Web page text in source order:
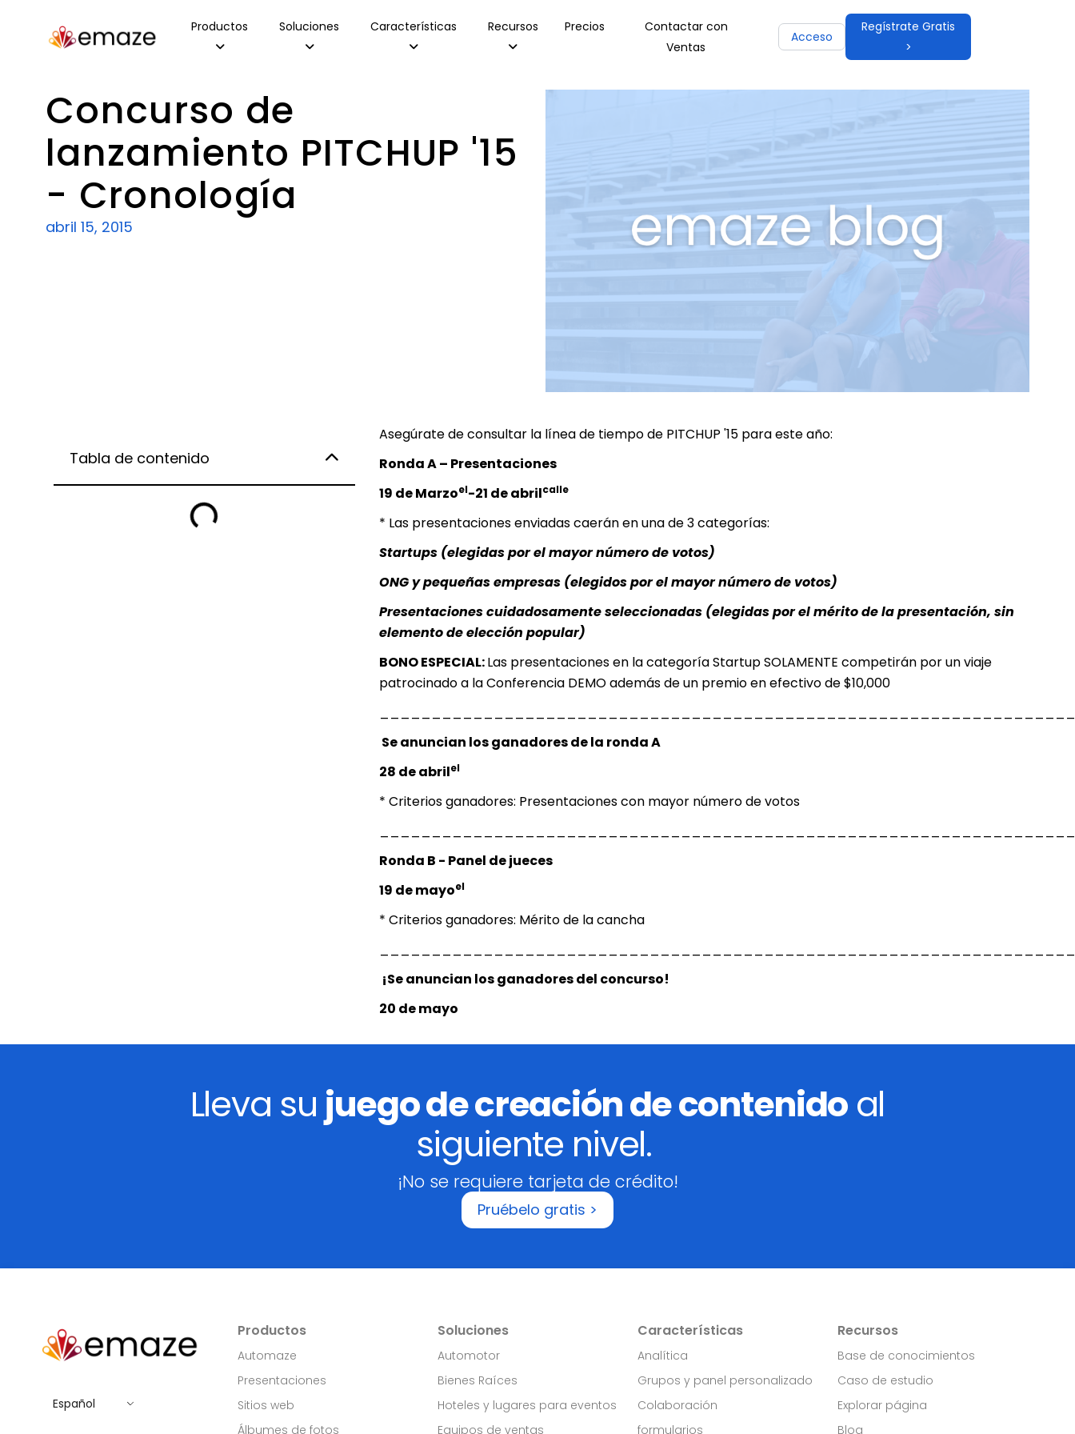
Productos Soluciones Características Recursos Precios
Contactar con
Ventas
Acceso
Regístrate Gratis
>
Concurso de
lanzamiento PITCHUP '15
- Cronología
abril 15, 2015
Tabla de contenido
Asegúrate de consultar la línea de tiempo de PITCHUP '15 para este año:
Ronda A – Presentaciones
19 de Marzoel-21 de abrilcalle
* Las presentaciones enviadas caerán en una de 3 categorías:
Startups (elegidas por el mayor número de votos)
ONG y pequeñas empresas (elegidos por el mayor número de votos)
Presentaciones cuidadosamente seleccionadas (elegidas por el mérito de la presentación, sin
elemento de elección popular)
BONO ESPECIAL:Las presentaciones en la categoría Startup SOLAMENTE competirán por un viaje
patrocinado a la Conferencia DEMO además de un premio en efectivo de $10,000
Se anuncian los ganadores de la ronda A
28 de abrilel
* Criterios ganadores: Presentaciones con mayor número de votos
Ronda B - Panel de jueces
19 de mayoel
* Criterios ganadores: Mérito de la cancha
¡Se anuncian los ganadores del concurso!
20 de mayo
Lleva su juego de creación de contenido al
siguiente nivel.
¡No se requiere tarjeta de crédito!
Pruébelo gratis >
Español
Productos
Automaze
Presentaciones
Sitios web
Álbumes de fotos
Soluciones
Automotor
Bienes Raíces
Hoteles y lugares para eventos
Equipos de ventas
Características
Analítica
Grupos y panel personalizado
Colaboración
formularios
Recursos
Base de conocimientos
Caso de estudio
Explorar página
Blog